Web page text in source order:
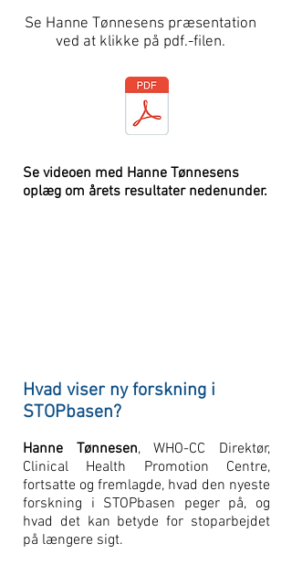
Se Hanne Tønnesens præsentation
ved at klikke på pdf.-filen.
Se videoen med Hanne Tønnesens
oplæg om årets resultater nedenunder.
Hvad viser ny forskning i
STOPbasen?
Hanne Tønnesen, WHO-CC Direktør,
Clinical Health Promotion Centre,
fortsatte og fremlagde, hvad den nyeste
forskning i STOPbasen peger på, og
hvad det kan betyde for stoparbejdet
på længere sigt.